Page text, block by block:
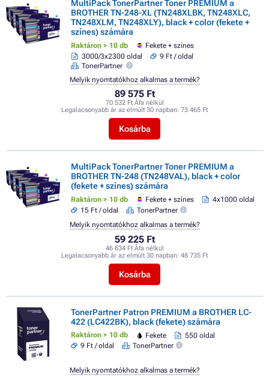
MultiPack TonerPartner Toner PREMIUM a
BROTHER TN-248-XL (TN248XLBK, TN248XLC,
TN248XLM, TN248XLY), black + color (fekete +
színes) számára
Raktáron > 10 db
Fekete + színes
3000/3x2300 oldal
9 Ft / oldal
TonerPartner
89 575 Ft
70 532 Ft Áfa nélkül
Legalacsonyabb ár az elmúlt 30 napban: 73 465 Ft
Kosárba
Melyik nyomtatókhoz alkalmas a termék?
MultiPack TonerPartner Toner PREMIUM a
BROTHER TN-248 (TN248VAL), black + color
(fekete + színes) számára
Raktáron > 10 db Fekete + színes
4x1000 oldal
15 Ft / oldal
TonerPartner
59 225 Ft
46 634 Ft Áfa nélkül
Legalacsonyabb ár az elmúlt 30 napban: 48 735 Ft
Kosárba
Melyik nyomtatókhoz alkalmas a termék?
TonerPartner Patron PREMIUM a BROTHER LC-
422 (LC422BK), black (fekete) számára
Raktáron > 10 db Fekete
550 oldal
9 Ft / oldal
TonerPartner
Melyik nyomtatókhoz alkalmas a termék?